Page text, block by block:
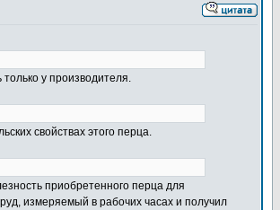
у производителя.
свойствах этого перца.
приобретенного перца для
измеряемый в рабочих часах и получил